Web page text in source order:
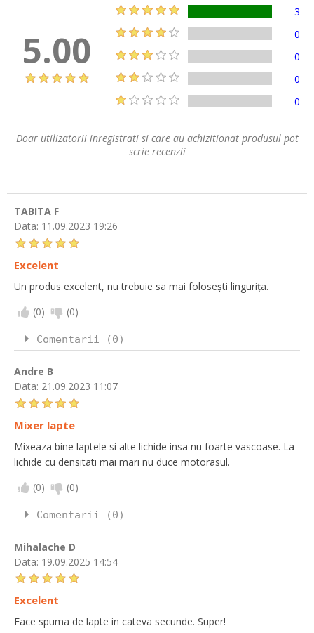
5.00
3
0
0
0
0
Doar utilizatorii inregistrati si care au achizitionat produsul pot
scrie recenzii
TABITA F
Data: 11.09.2023 19:26
Excelent
Un produs excelent, nu trebuie sa mai folosești lingurița.
(0) (0)
Comentarii (0)
Andre B
Data: 21.09.2023 11:07
Mixer lapte
Mixeaza bine laptele si alte lichide insa nu foarte vascoase. La
lichide cu densitati mai mari nu duce motorasul.
(0) (0)
Comentarii (0)
Mihalache D
Data: 19.09.2025 14:54
Excelent
Face spuma de lapte in cateva secunde. Super!